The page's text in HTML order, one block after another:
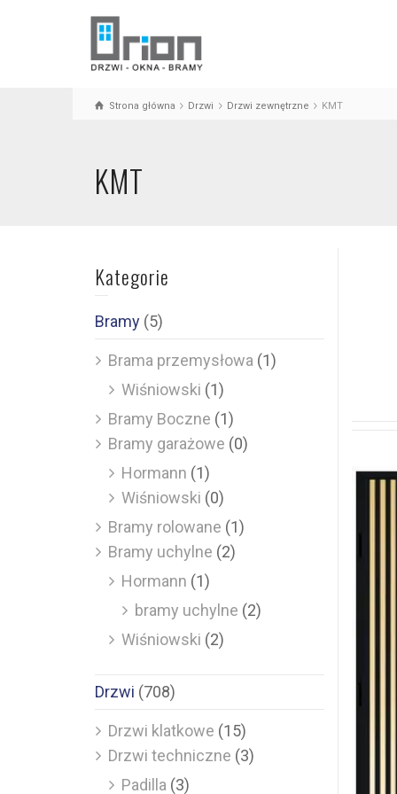
Strona główna Drzwi Drzwi zewnętrzne KMT
KMT
Kategorie
Bramy (5)
Brama przemysłowa (1)
Wiśniowski (1)
Bramy Boczne (1)
Bramy garażowe (0)
Hormann (1)
Wiśniowski (0)
Bramy rolowane (1)
Bramy uchylne (2)
Hormann (1)
bramy uchylne (2)
Wiśniowski (2)
Drzwi (708)
Drzwi klatkowe (15)
Drzwi techniczne (3)
Padilla (3)